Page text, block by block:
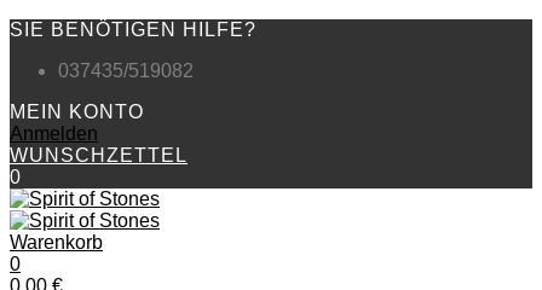
SIE BENÖTIGEN HILFE?
037435/519082
MEIN KONTO
Anmelden
WUNSCHZETTEL
0
Warenkorb
0
0,00 €